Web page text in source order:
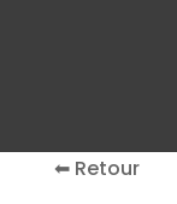
⬅︎ Retour